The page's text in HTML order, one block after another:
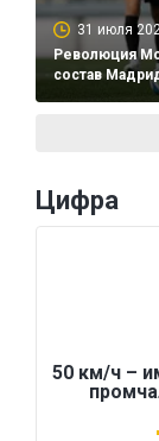
31 июля
Революция
состав
Цифра
50 км/ч –